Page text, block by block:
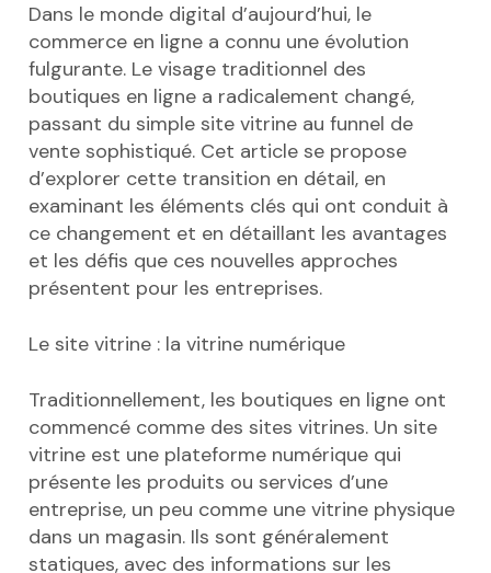
Dans le monde digital d’aujourd’hui, le
commerce en ligne a connu une évolution
fulgurante. Le visage traditionnel des
boutiques en ligne a radicalement changé,
passant du simple site vitrine au funnel de
vente sophistiqué. Cet article se propose
d’explorer cette transition en détail, en
examinant les éléments clés qui ont conduit à
ce changement et en détaillant les avantages
et les défis que ces nouvelles approches
présentent pour les entreprises.
Le site vitrine : la vitrine numérique
Traditionnellement, les boutiques en ligne ont
commencé comme des sites vitrines. Un site
vitrine est une plateforme numérique qui
présente les produits ou services d’une
entreprise, un peu comme une vitrine physique
dans un magasin. Ils sont généralement
statiques, avec des informations sur les